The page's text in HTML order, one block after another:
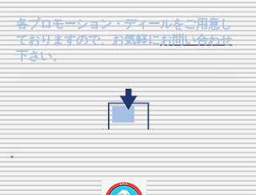
各プロモーション・ディールをご用意し
ておりますので、お気軽にお問い合わせ
下さい。